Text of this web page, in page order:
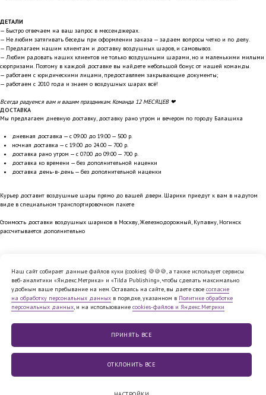
ДЕТАЛИ
— Быстро отвечаем на ваш запрос в мессенджерах.
— Не любим затягивать беседы при оформлении заказа — задаем вопросы четко и по делу.
— Предлагаем нашим клиентам и доставку воздушных шаров, и самовывоз.
— Любим радовать наших клиентов не только воздушными шарами, но и маленькими милыми
сюрпризами. Поэтому в каждой доставке вы найдете небольшой бонус от нашей команды.
— работаем с юридическими лицами, предоставляем закрывающие документы;
— работаем с 2010 года и знаем о воздушных шарах всё!
Всегда радуемся вам и вашим праздникам. Команда 12 МЕСЯЦЕВ ❤
ДОСТАВКА
Мы предлагаем дневную доставку, доставку рано утром и вечером по городу Балашиха
дневная доставка — с 09.00 до 19.00 — 500 р.
ночная доставка — с 19.00 до 24.00 — 700 р.
доставка рано утром — с 07.00 до 09.00 — 700 р.
доставка ко времени — без дополнительной наценки
доставка день-в-день — без дополнительной наценки
Курьер доставит воздушные шары прямо до вашей двери. Шарики приедут к вам в надутом
виде в специальном транспортировочном пакете
Стоимость доставки воздушных шариков в Москву, Железнодорожный, Купавну, Ногинск
рассчитывается дополнительно
Политика обработки персональных
данных
Согласие на обработку персональных
данных
Наш сайт собирает данные файлов куки (cookies) 🍪🍪🍪, а также использует сервисы
веб-аналитики «Яндекс.Метрика» и «Tilda Publishing», чтобы сделать максимально
удобным ваше пребывание на нем. Оставаясь на сайте, вы даете свое согласие
на обработку персональных данных в порядке, указанном в Политике обработке
персональных данных, и на использование cookies-файлов и Яндекс.Метрики
ПРИНЯТЬ ВСE
ОТКЛОНИТЬ ВСЕ